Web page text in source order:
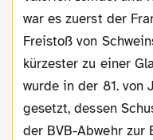
war es zuerst der
Freistoß von
kürzester zu einer
wurde in der 81. von
gesetzt, dessen
der BVB-Abwehr zur